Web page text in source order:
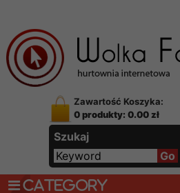
Zawartość Koszyka:
0 produkty: 0.00 zł
Szukaj
CATEGORY